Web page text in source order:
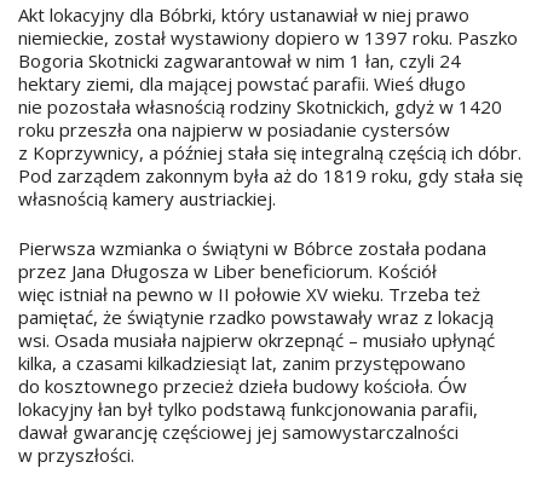
Akt lokacyjny dla Bóbrki, który ustanawiał w niej prawo
niemieckie, został wystawiony dopiero w 1397 roku. Paszko
Bogoria Skotnicki zagwarantował w nim 1 łan, czyli 24
hektary ziemi, dla mającej powstać parafii. Wieś długo
nie pozostała własnością rodziny Skotnickich, gdyż w 1420
roku przeszła ona najpierw w posiadanie cystersów
z Koprzywnicy, a później stała się integralną częścią ich dóbr.
Pod zarządem zakonnym była aż do 1819 roku, gdy stała się
własnością kamery austriackiej.
Pierwsza wzmianka o świątyni w Bóbrce została podana
przez Jana Długosza w Liber beneficiorum. Kościół
więc istniał na pewno w II połowie XV wieku. Trzeba też
pamiętać, że świątynie rzadko powstawały wraz z lokacją
wsi. Osada musiała najpierw okrzepnąć – musiało upłynąć
kilka, a czasami kilkadziesiąt lat, zanim przystępowano
do kosztownego przecież dzieła budowy kościoła. Ów
lokacyjny łan był tylko podstawą funkcjonowania parafii,
dawał gwarancję częściowej jej samowystarczalności
w przyszłości.